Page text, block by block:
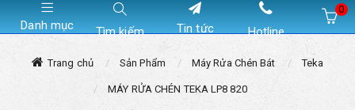
Danh mục Tìm kiếm Tin tức Hotline
0
Trang chủ Sản Phẩm Máy Rửa Chén Bát Teka
MÁY RỬA CHÉN TEKA LP8 820